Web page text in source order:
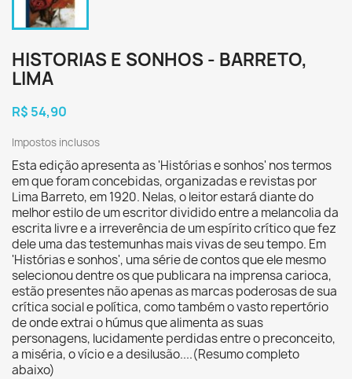
HISTORIAS E SONHOS - BARRETO,
LIMA
R$ 54,90
Impostos inclusos
Esta edição apresenta as 'Histórias e sonhos' nos termos
em que foram concebidas, organizadas e revistas por
Lima Barreto, em 1920. Nelas, o leitor estará diante do
melhor estilo de um escritor dividido entre a melancolia da
escrita livre e a irreverência de um espírito crítico que fez
dele uma das testemunhas mais vivas de seu tempo. Em
'Histórias e sonhos', uma série de contos que ele mesmo
selecionou dentre os que publicara na imprensa carioca,
estão presentes não apenas as marcas poderosas de sua
crítica social e política, como também o vasto repertório
de onde extrai o húmus que alimenta as suas
personagens, lucidamente perdidas entre o preconceito,
a miséria, o vício e a desilusão....(Resumo completo
abaixo)